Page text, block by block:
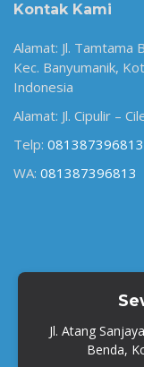
Kontak Kami
Alamat: Jl. Tamtama
Kec. Banyumanik,
Indonesia
Alamat: Jl. Cipulir –
Telp: 081387396813
WA: 081387396813
Jl. Atang
Benda,